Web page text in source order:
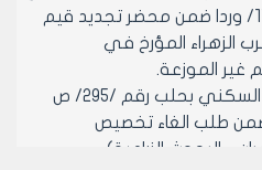
العلم بأن المقسمين /113-115/ وردا ضمن محضر تجديد قيم
الزهراء المؤرخ في
2-ورد كتاب الاتحاد التعاوني السكني بحلب رقم /295/ ص
المتضمن طلب الغاء تخصيص
– البحوث الزراعية)